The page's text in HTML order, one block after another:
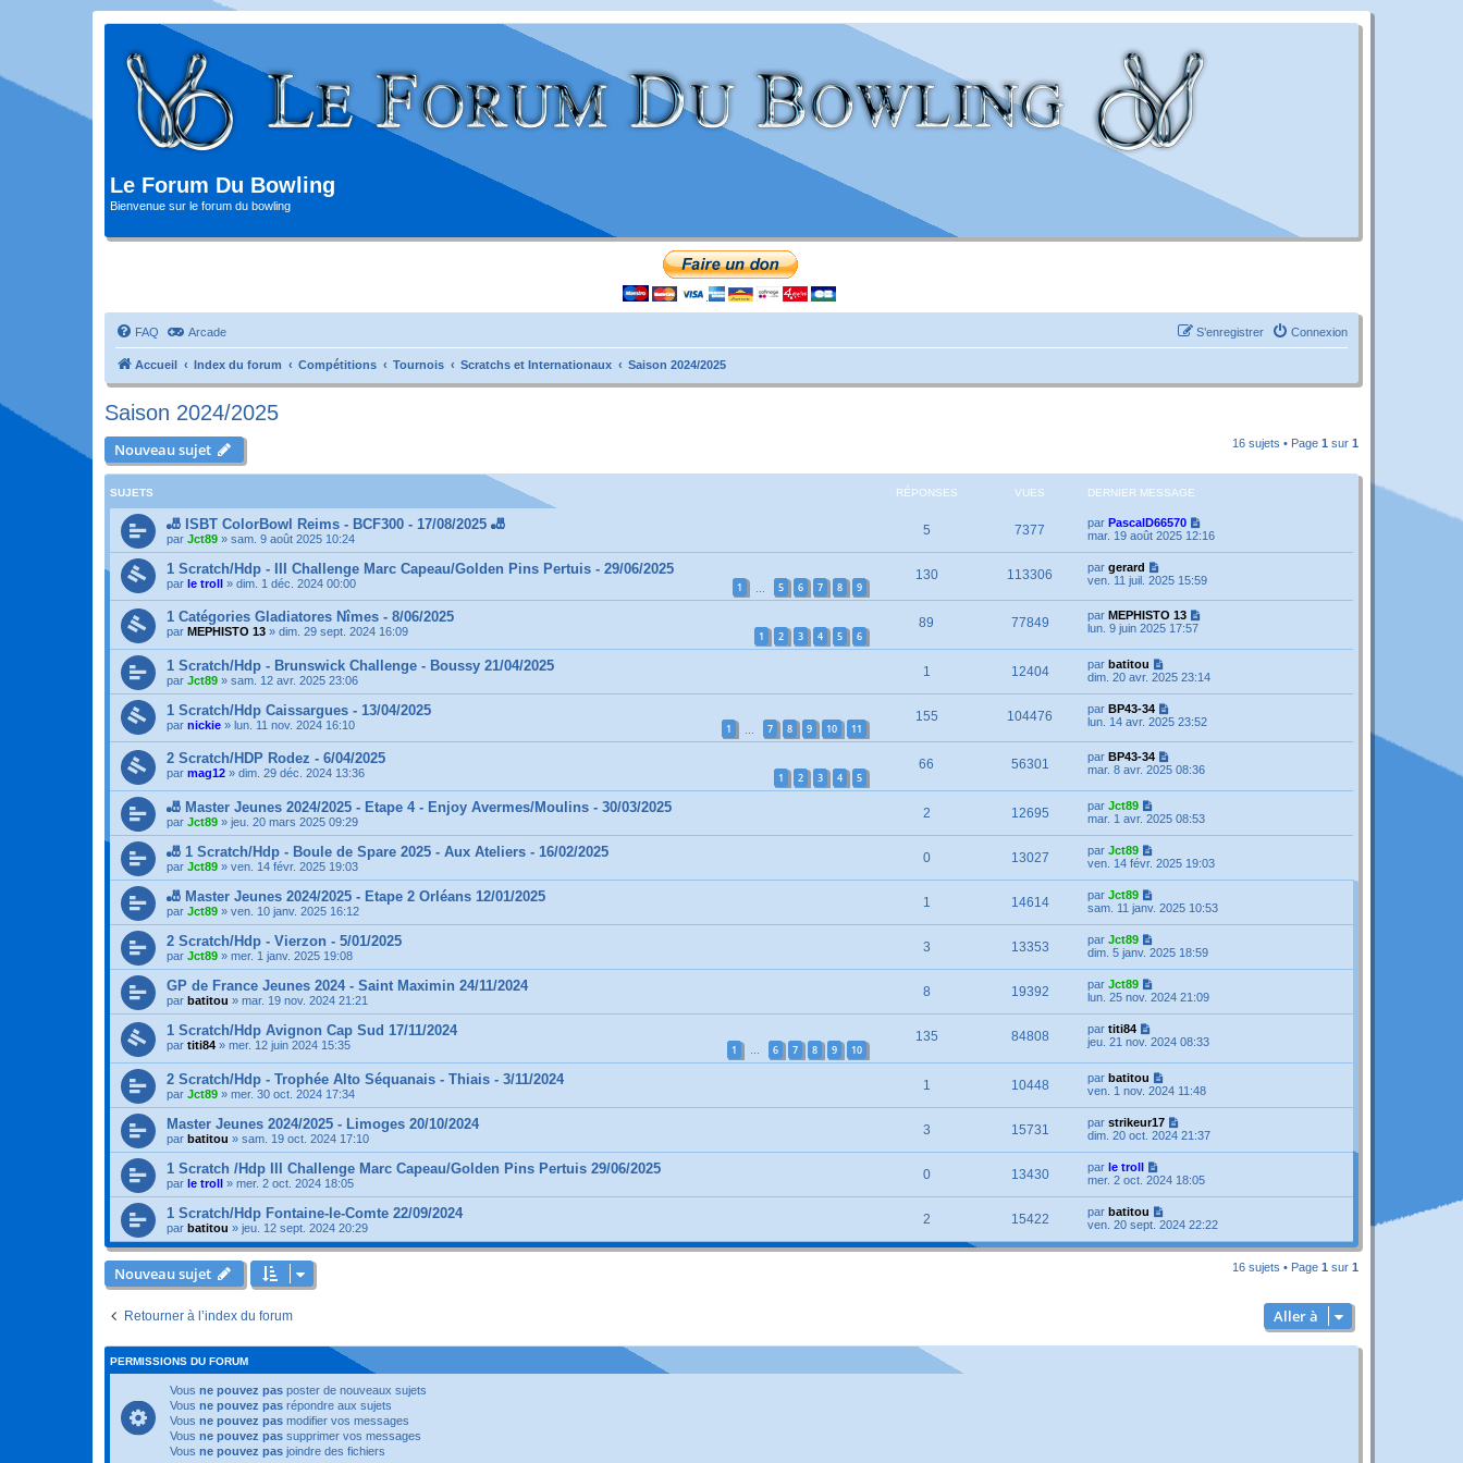
Le Forum Du Bowling
Bienvenue sur le forum du bowling
FAQ Arcade Connexion
S’enregistrer
Accueil Index du forum Compétitions Tournois Scratchs et Internationaux Saison 2024/2025
Saison 2024/2025
Nouveau sujet 16 sujets • Page 1 sur 1
SUJETS RÉPONSES VUES DERNIER MESSAGE
🎳 ISBT ColorBowl Reims - BCF300 - 17/08/2025 🎳
par Jct89 » sam. 9 août 2025 10:24
5 7377 par PascalD66570
mar. 19 août 2025 12:16
1 Scratch/Hdp - III Challenge Marc Capeau/Golden Pins Pertuis - 29/06/2025
par le troll » dim. 1 déc. 2024 00:00 1 5 6 7 8 9
130 113306 par gerard
ven. 11 juil. 2025 15:59
1 Catégories Gladiatores Nîmes - 8/06/2025
par MEPHISTO 13 » dim. 29 sept. 2024 16:09 1 2 3 4 5 6
89 77849 par MEPHISTO 13
lun. 9 juin 2025 17:57
1 Scratch/Hdp - Brunswick Challenge - Boussy 21/04/2025
par Jct89 » sam. 12 avr. 2025 23:06
1 12404 par batitou
dim. 20 avr. 2025 23:14
1 Scratch/Hdp Caissargues - 13/04/2025
par nickie » lun. 11 nov. 2024 16:10 1 7 8 9 10 11
155 104476 par BP43-34
lun. 14 avr. 2025 23:52
2 Scratch/HDP Rodez - 6/04/2025
par mag12 » dim. 29 déc. 2024 13:36 1 2 3 4 5
66 56301 par BP43-34
mar. 8 avr. 2025 08:36
🎳 Master Jeunes 2024/2025 - Etape 4 - Enjoy Avermes/Moulins - 30/03/2025
par Jct89 » jeu. 20 mars 2025 09:29
2 12695 par Jct89
mar. 1 avr. 2025 08:53
🎳 1 Scratch/Hdp - Boule de Spare 2025 - Aux Ateliers - 16/02/2025
par Jct89 » ven. 14 févr. 2025 19:03
0 13027 par Jct89
ven. 14 févr. 2025 19:03
🎳 Master Jeunes 2024/2025 - Etape 2 Orléans 12/01/2025
par Jct89 » ven. 10 janv. 2025 16:12
1 14614 par Jct89
sam. 11 janv. 2025 10:53
2 Scratch/Hdp - Vierzon - 5/01/2025
par Jct89 » mer. 1 janv. 2025 19:08
3 13353 par Jct89
dim. 5 janv. 2025 18:59
GP de France Jeunes 2024 - Saint Maximin 24/11/2024
par batitou » mar. 19 nov. 2024 21:21
8 19392 par Jct89
lun. 25 nov. 2024 21:09
1 Scratch/Hdp Avignon Cap Sud 17/11/2024
par titi84 » mer. 12 juin 2024 15:35 1 … 6 7 8 9 10
135 84808 par titi84
jeu. 21 nov. 2024 08:33
2 Scratch/Hdp - Trophée Alto Séquanais - Thiais - 3/11/2024
par Jct89 » mer. 30 oct. 2024 17:34
1 10448 par batitou
ven. 1 nov. 2024 11:48
Master Jeunes 2024/2025 - Limoges 20/10/2024
par batitou » sam. 19 oct. 2024 17:10
3 15731 par strikeur17
dim. 20 oct. 2024 21:37
1 Scratch /Hdp III Challenge Marc Capeau/Golden Pins Pertuis 29/06/2025
par le troll » mer. 2 oct. 2024 18:05
0 13430 par le troll
mer. 2 oct. 2024 18:05
1 Scratch/Hdp Fontaine-le-Comte 22/09/2024
par batitou » jeu. 12 sept. 2024 20:29
2 15422 par batitou
ven. 20 sept. 2024 22:22
Nouveau sujet 16 sujets • Page 1 sur 1
Retourner à l’index du forum Aller à
PERMISSIONS DU FORUM
Vous ne pouvez pas poster de nouveaux sujets
Vous ne pouvez pas répondre aux sujets
Vous ne pouvez pas modifier vos messages
Vous ne pouvez pas supprimer vos messages
Vous ne pouvez pas joindre des fichiers